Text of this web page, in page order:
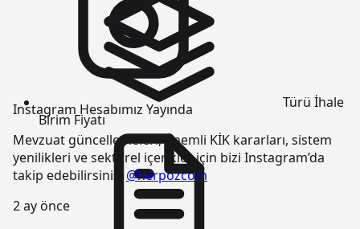
Instagram Hesabımız Yayında
Mevzuat güncellemeleri, önemli KİK kararları, sistem
yenilikleri ve sektörel içerikler için bizi Instagram’da
takip edebilirsiniz: @herpozcom
2 ay önce
Türü İhale
Birim Fiyatı